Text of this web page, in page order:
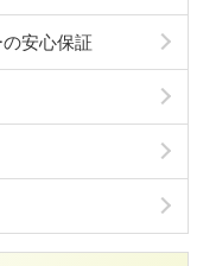
安心保証